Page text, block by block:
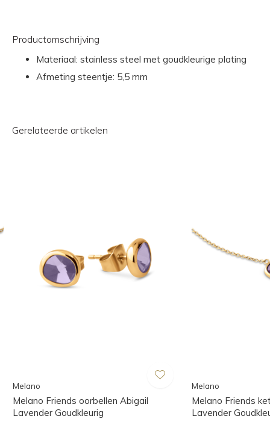
Productomschrijving
Materiaal: stainless steel met goudkleurige plating
Afmeting steentje: 5,5 mm
Gerelateerde artikelen
Melano
Melano Friends oorbellen Abigail
Lavender Goudkleurig
Melano
Melano Friends
Lavender